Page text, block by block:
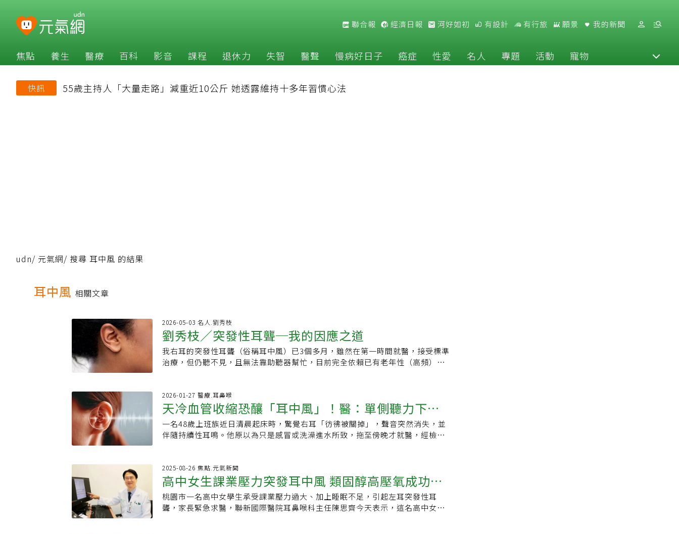
聯合報 經濟日報 河好如初 有設計 有行旅 願景 我的新聞
焦點 養生 醫療 百科 影音 課程 退休力 失智 醫聲 慢病好日子 癌症 性愛 名人 專題 活動 寵物
快訊 55歲主持人「大量走路」減重近10公斤 她透露維持十多年習慣心法
udn/ 元氣網/ 搜尋 耳中風 的結果
耳中風 相關文章
2026-05-03 名人.劉秀枝
劉秀枝／突發性耳聾─我的因應之道
我右耳的突發性耳聾（俗稱耳中風）已3個多月，雖然在第一時間就醫，接受標準
治療，但仍聽不見，且無法靠助聽器幫忙，目前完全依賴已有老年性（高頻）聽
章，卻無人察覺她聽力有問題。因此，我有以下與之共存的方法。首先，是要提
高警覺，避免危險。如右後方來車的聲音或喇叭聽不見，甚至誤判為來自左方，
因此一定要靠右走；將手機設定來電時不僅有鈴聲，且會短暫閃光，以引起注
意。與人初次對話，我會先告知自己右耳聽不見，以免被誤為不理人。為了有效
溝通，盡量面對面，看著對方的唇語、眼神、面部表情及肢體語言，必要時把聽
美食街用餐，提到一位接受洗腎的朋友「尿少了」，我聽成「藥少了」，立刻
說：「好事啊，吃的藥變少表示病情改善，不需吃那麼多藥。」立刻引起圍攻，
人家說的是「尿」而不是「藥」。第二個選擇是請教醫師，考慮兩耳載「跨傳式
助聽器」，以提升聽力。助聽器功能一直在改善，也愈來愈美觀，有位年輕朋友
2026-01-27 醫療.耳鼻喉
天冷血管收縮恐釀「耳中風」！醫：單側聽力下
降、耳鳴都是警訊
一名48歲上班族近日清晨起床時，驚覺右耳「彷彿被關掉」，聲音突然消失，並
伴隨持續性耳鳴。他原以為只是感冒或洗澡進水所致，拖至傍晚才就醫，經檢查
中華民國聽力師公會全國聯合會秘書長暨資深聽力師蔡鋕鑫表示，不少民眾天冷
時只注意血壓波動、手腳冰冷，卻忽略耳朵同樣高度仰賴血液循環。冬季是突發
性聽力損失「耳中風」的好發期，尤其在氣溫驟降的清晨與夜晚，更容易悄悄發
生。天冷血管收縮恐釀耳中風蔡鋕鑫說明，內耳供血主要來自極為細小的「迷路
動脈」，幾乎沒有備援血管，一旦低溫造成心臟血管收縮、血液黏稠度上升，內
2025-08-26 焦點.元氣新聞
高中女生課業壓力突發耳中風 類固醇高壓氧成功搶
救聽力
桃園市一名高中女學生承受課業壓力過大、加上睡眠不足，引起左耳突發性耳
聾，家長緊急求醫，聯新國際醫院耳鼻喉科主任陳思齊今天表示，這名高中女生